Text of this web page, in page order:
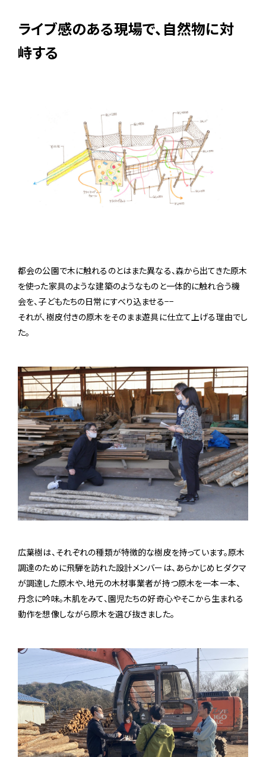
ライブ感のある現場で、自然物に対
峙する
都会の公園で木に触れるのとはまた異なる、森から出てきた原木
を使った家具のような建築のようなものと一体的に触れ合う機
会を、子どもたちの日常にすべり込ませる−−
それが、樹皮付きの原木をそのまま遊具に仕立て上げる理由でし
た。
広葉樹は、それぞれの種類が特徴的な樹皮を持っています。原木
調達のために飛騨を訪れた設計メンバーは、あらかじめヒダクマ
が調達した原木や、地元の木材事業者が持つ原木を一本一本、
丹念に吟味。木肌をみて、園児たちの好奇心やそこから生まれる
動作を想像しながら原木を選び抜きました。